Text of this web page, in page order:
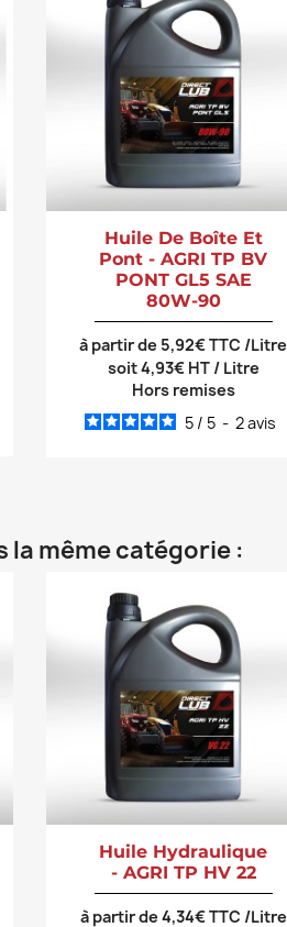
Huile De Boîte Et
Pont - AGRI TP BV
PONT GL5 SAE
80W-90
à partir de 5,92€ TTC /Litre
soit 4,93€ HT / Litre
Hors remises
5 / 5 - 2avis
même catégorie :
Huile Hydraulique
- AGRI TP HV 22
à partir de 4,34€ TTC /Litre